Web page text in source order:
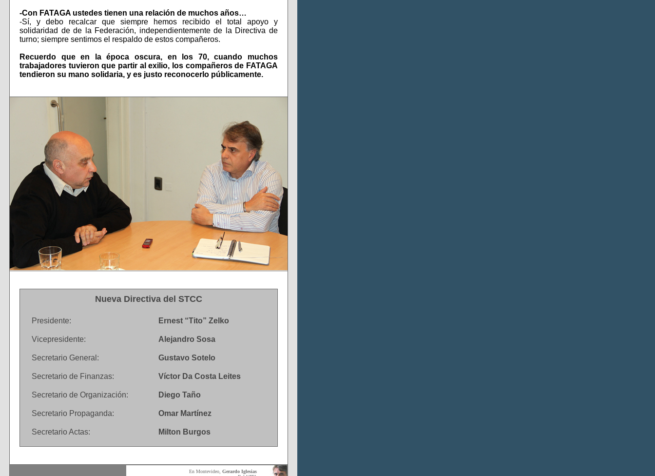
-Con FATAGA ustedes tienen una relación de muchos años…
-Sí, y debo recalcar que siempre hemos recibido el total apoyo y
solidaridad de de la Federación, independientemente de la Directiva de
turno; siempre sentimos el respaldo de estos compañeros.
Recuerdo que en la época oscura, en los 70, cuando muchos
trabajadores tuvieron que partir al exilio, los compañeros de FATAGA
tendieron su mano solidaria, y es justo reconocerlo públicamente.
Nueva Directiva del STCC
Presidente: Ernest “Tito” Zelko
Vicepresidente: Alejandro Sosa
Secretario General: Gustavo Sotelo
Secretario de Finanzas: Víctor Da Costa Leites
Secretario de Organización: Diego Taño
Secretario Propaganda: Omar Martínez
Secretario Actas: Milton Burgos
En Montevideo, Gerardo Iglesias